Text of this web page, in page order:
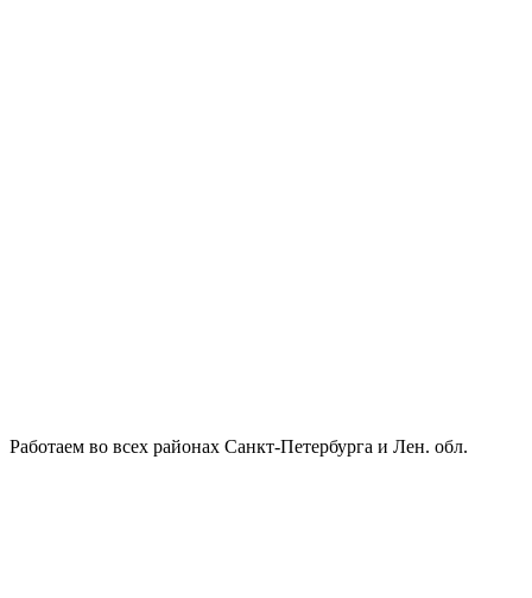
Работаем во всех районах Санкт-Петербурга и Лен. обл.